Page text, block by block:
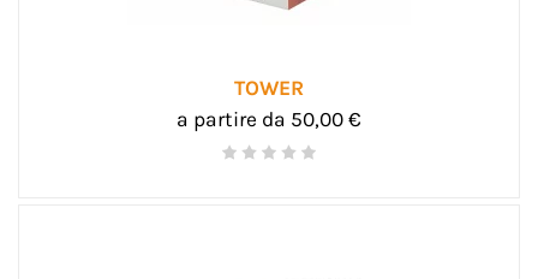
TOWER
a partire da 50,00 €